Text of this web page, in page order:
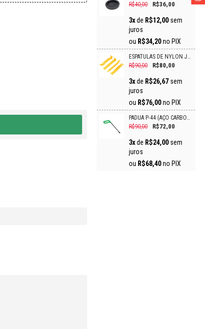
R$40,00
R$36,00
3xde R$12,00 sem
juros
ou R$34,20no PIX
ESPÁTULAS DE NYLON JG C 4/PCS VONDER
R$90,00
R$80,00
3xde R$26,67 sem
juros
ou R$76,00no PIX
PÁDUA P-44 (AÇO CARBONO)
R$90,00
R$72,00
3xde R$24,00 sem
juros
ou R$68,40no PIX